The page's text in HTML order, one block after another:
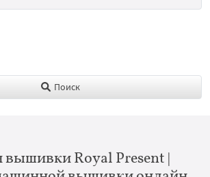
Поиск
вышивки Royal Present |